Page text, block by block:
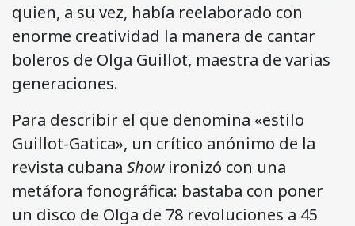
quien, a su vez, había reelaborado con
enorme creatividad la manera de cantar
boleros de Olga Guillot, maestra de varias
generaciones.
Para describir el que denomina «estilo
Guillot-Gatica», un crítico anónimo de la
revista cubana Showironizó con una
metáfora fonográfica: bastaba con poner
un disco de Olga de 78 revoluciones a 45